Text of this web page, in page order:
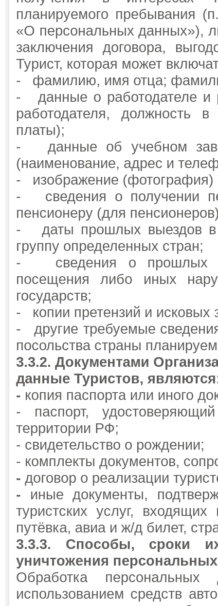
планируемого пребывания
«О персональных данных»),
заключения договора,
Турист, которая может
- фамилию, имя отца;
- данные о работодателе и
работодателя, должность
платы);
- данные об учебном
(наименование, адрес и
- изображение (фотография)
- сведения о получении
пенсионеру (для
- даты прошлых выездов в
группу определенных стран;
- сведения о прошлых
посещения либо иных
государств;
- копии претензий и исковых
- другие требуемые
посольства страны
3.3.2. Документами
данные Туристов,
- копия паспорта или иного
- паспорт,
территории РФ;
- свидетельство о рождении;
- комплекты документов,
- договор о реализации
- иные документы,
туристских услуг, входящих
путёвка, авиа и ж/д билет,
3.3.3. Способы, сроки
уничтожения
Обработка
использованием средств